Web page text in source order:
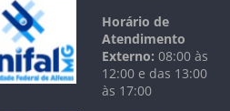
Horário de
Atendimento
Externo: 08:00 às
12:00 e das 13:00
às 17:00